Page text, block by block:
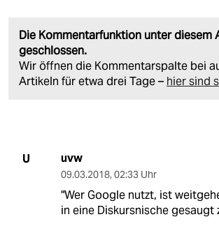
Die Kommentarfunktion unter diesem
geschlossen.
Wir öffnen die Kommentarspalte bei
Artikeln für etwa drei Tage – hier sind
U uvw
09.03.2018, 02:33 Uhr
"Wer Google nutzt, ist
in eine Diskursnische gesaugt